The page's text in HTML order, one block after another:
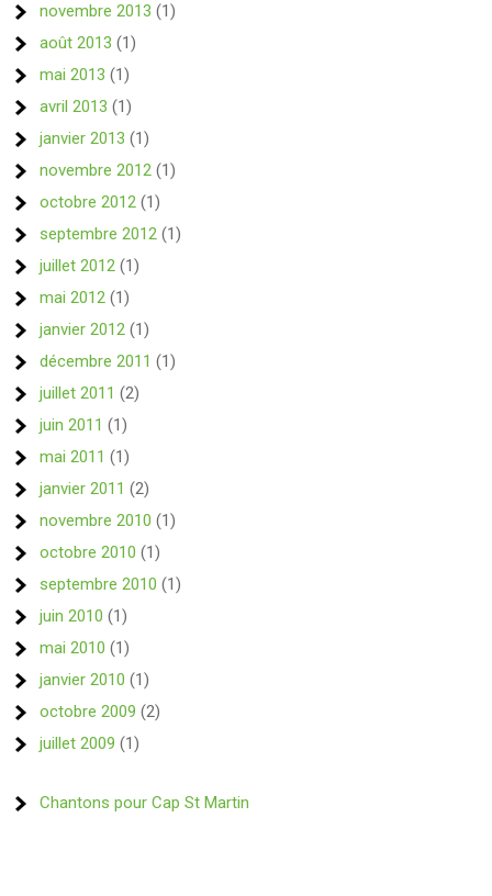
novembre 2013 (1)
août 2013 (1)
mai 2013 (1)
avril 2013 (1)
janvier 2013 (1)
novembre 2012 (1)
octobre 2012 (1)
septembre 2012 (1)
juillet 2012 (1)
mai 2012 (1)
janvier 2012 (1)
décembre 2011 (1)
juillet 2011 (2)
juin 2011 (1)
mai 2011 (1)
janvier 2011 (2)
novembre 2010 (1)
octobre 2010 (1)
septembre 2010 (1)
juin 2010 (1)
mai 2010 (1)
janvier 2010 (1)
octobre 2009 (2)
juillet 2009 (1)
Chantons pour Cap St Martin